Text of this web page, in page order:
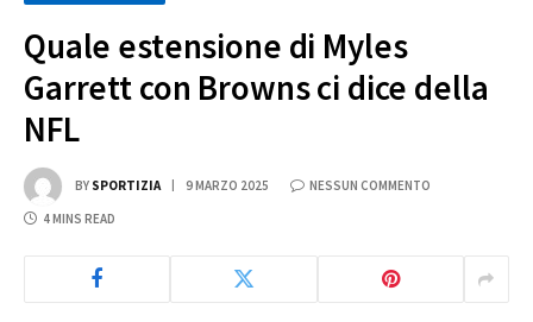
Quale estensione di Myles
Garrett con Browns ci dice della
NFL
BY SPORTIZIA 9 MARZO 2025 NESSUN COMMENTO
4 MINS READ